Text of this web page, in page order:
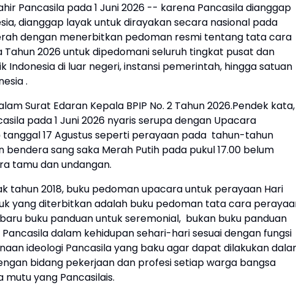
Pancasila pada 1 Juni 2026 -- karena Pancasila dianggap
dianggap layak untuk dirayakan secara nasional pada
dengan menerbitkan pedoman resmi tentang tata cara
2026 untuk dipedomani seluruh tingkat pusat dan
di luar negeri, instansi pemerintah, hingga satuan
.
Surat Edaran Kepala BPIP No. 2 Tahun 2026.Pendek kata,
pada 1 Juni 2026 nyaris serupa dengan Upacara
tanggal 17 Agustus seperti perayaan pada tahun-tahun
sang saka Merah Putih pada pukul 17.00 belum
tamu dan undangan.
tahun 2018, buku pedoman upacara untuk perayaan Hari
yang diterbitkan adalah buku pedoman tata cara
buku panduan untuk seremonial, bukan buku panduan
dalam kehidupan sehari-hari sesuai dengan fungsi
ideologi Pancasila yang baku agar dapat dilakukan
bidang pekerjaan dan profesi setiap warga bangsa
yang Pancasilais.